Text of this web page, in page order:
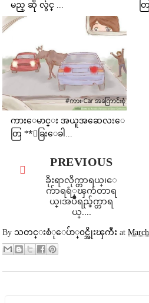
မည္ ဆို လွ်င္ ...
တ
ကားေမာင္း အယူအဆေလးေ
တြ **ေခြးေခါ...
PREVIOUS
ခိုးရာလိုက္တာရယ္၊ေ
က်ာရရံုၾကံတာရ
ယ္၊အပ်ိဳရည္ဖ်က္တာရ
ယ္....
Byသတင္းစံုေပ်ာ္၀င္အိုးၾကီး at